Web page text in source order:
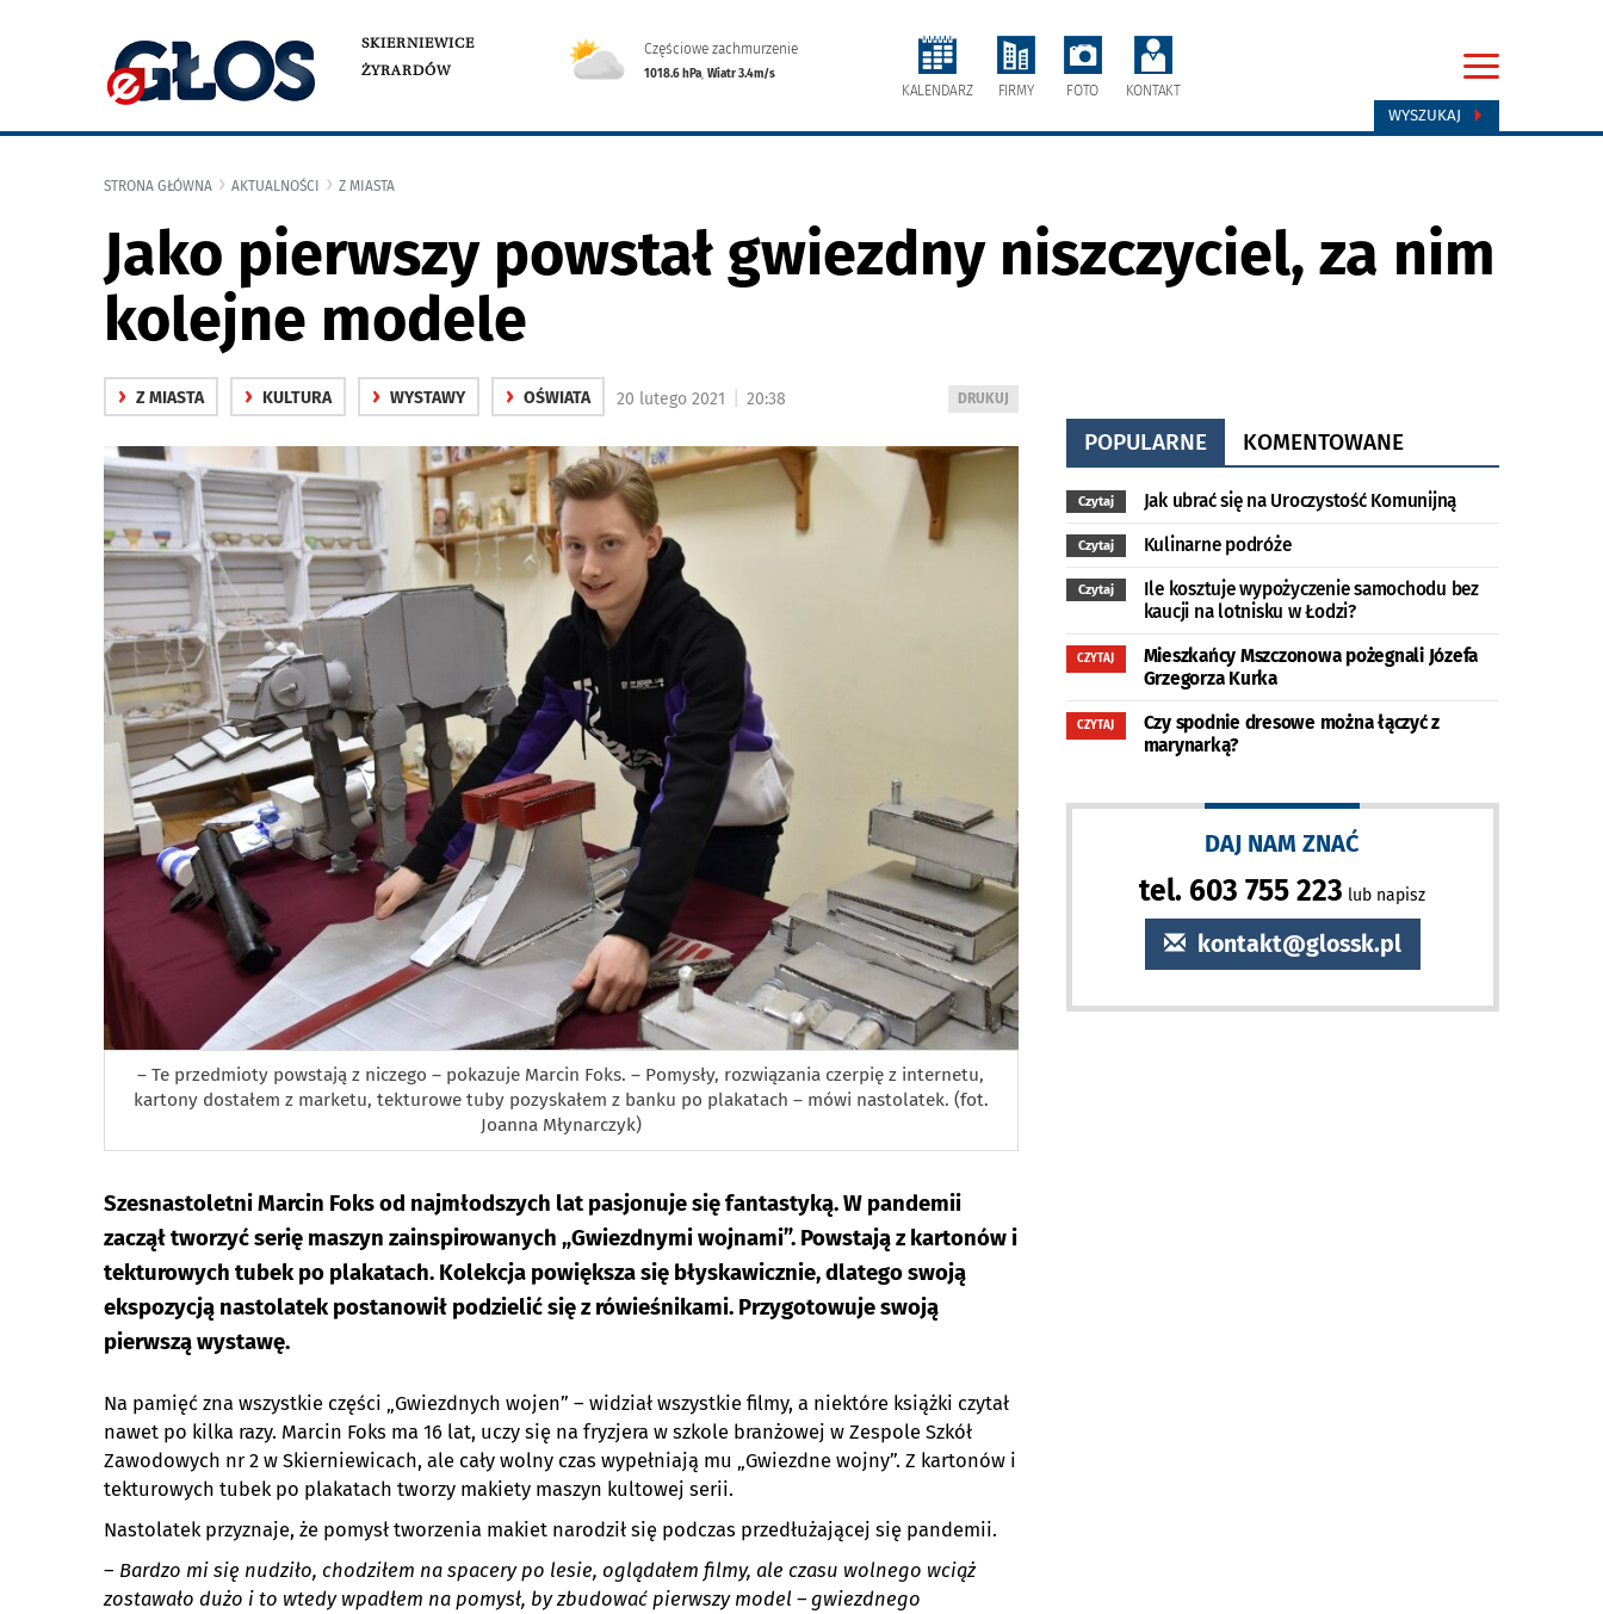
SKIERNIEWICE
ŻYRARDÓW
Częściowe zachmurzenie
1018.6 hPa,Wiatr 3.4m/s
KALENDARZ FIRMY FOTO KONTAKT
WYSZUKAJ
STRONA GŁÓWNA AKTUALNOŚCI Z MIASTA
Jako pierwszy powstał gwiezdny niszczyciel, za nim
kolejne modele
› Z MIASTA › KULTURA › WYSTAWY › OŚWIATA
WYDRUKUJ
DO
DRUKUJ
20 lutego 2021 20:38
– Te przedmioty powstają z niczego – pokazuje Marcin Foks. – Pomysły, rozwiązania czerpię z internetu,
kartony dostałem z marketu, tekturowe tuby pozyskałem z banku po plakatach – mówi nastolatek. (fot.
Joanna Młynarczyk)
Szesnastoletni Marcin Foks od najmłodszych lat pasjonuje się fantastyką. W pandemii
zaczął tworzyć serię maszyn zainspirowanych „Gwiezdnymi wojnami”. Powstają z kartonów i
tekturowych tubek po plakatach. Kolekcja powiększa się błyskawicznie, dlatego swoją
ekspozycją nastolatek postanowił podzielić się z rówieśnikami. Przygotowuje swoją
pierwszą wystawę.
Na pamięć zna wszystkie części „Gwiezdnych wojen” – widział wszystkie filmy, a niektóre książki czytał
nawet po kilka razy. Marcin Foks ma 16 lat, uczy się na fryzjera w szkole branżowej w Zespole Szkół
Zawodowych nr 2 w Skierniewicach, ale cały wolny czas wypełniają mu „Gwiezdne wojny”. Z kartonów i
tekturowych tubek po plakatach tworzy makiety maszyn kultowej serii.
Nastolatek przyznaje, że pomysł tworzenia makiet narodził się podczas przedłużającej się pandemii.
– Bardzo mi się nudziło, chodziłem na spacery po lesie, oglądałem filmy, ale czasu wolnego wciąż
zostawało dużo i to wtedy wpadłem na pomysł, by zbudować pierwszy model – gwiezdnego
POPULARNE KOMENTOWANE
Czytaj Jak ubrać się na Uroczystość Komunijną
Czytaj Kulinarne podróże
Czytaj
Ile kosztuje wypożyczenie samochodu bez
kaucji na lotnisku w Łodzi?
CZYTAJ
Mieszkańcy Mszczonowa pożegnali Józefa
Grzegorza Kurka
CZYTAJ
Czy spodnie dresowe można łączyć z
marynarką?
DAJ NAM ZNAĆ
tel. 603 755 223 lub napisz
kontakt@glossk.pl